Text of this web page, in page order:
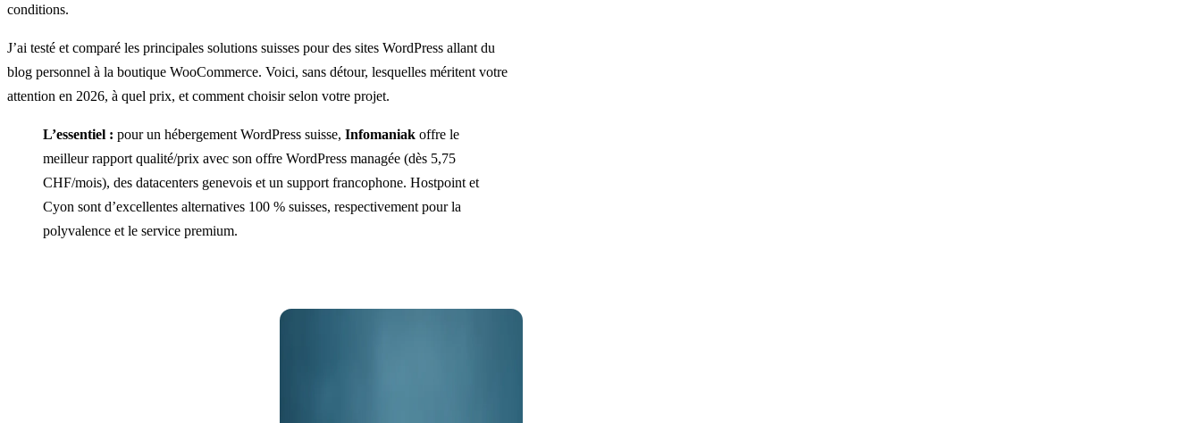
conditions.
J’ai testé et comparé les principales solutions suisses pour des sites WordPress allant du
blog personnel à la boutique WooCommerce. Voici, sans détour, lesquelles méritent votre
attention en 2026, à quel prix, et comment choisir selon votre projet.
L’essentiel : pour un hébergement WordPress suisse, Infomaniak offre le
meilleur rapport qualité/prix avec son offre WordPress managée (dès 5,75
CHF/mois), des datacenters genevois et un support francophone. Hostpoint et
Cyon sont d’excellentes alternatives 100 % suisses, respectivement pour la
polyvalence et le service premium.